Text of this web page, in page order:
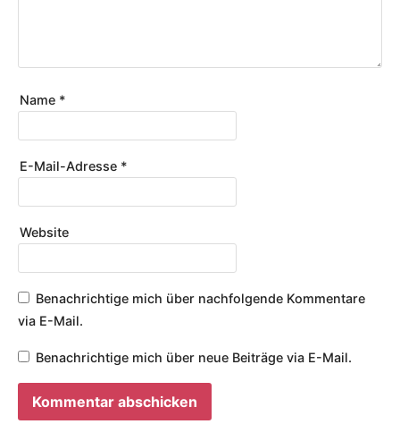
Name *
E-Mail-Adresse *
Website
Benachrichtige mich über nachfolgende Kommentare
via E-Mail.
Benachrichtige mich über neue Beiträge via E-Mail.